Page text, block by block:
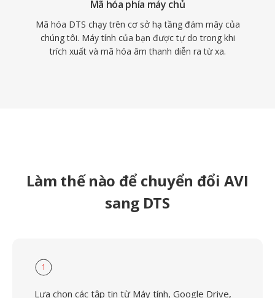
Mã hóa phía máy chủ
Mã hóa DTS chạy trên cơ sở hạ tầng đám mây của
chúng tôi. Máy tính của bạn được tự do trong khi
trích xuất và mã hóa âm thanh diễn ra từ xa.
Làm thế nào để chuyển đổi AVI
sang DTS
1
Lựa chọn các tập tin từ Máy tính, Google Drive,